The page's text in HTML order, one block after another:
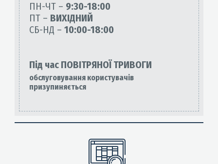
ПН-ЧТ – 9:30-18:00
ПТ – ВИХІДНИЙ
СБ-НД – 10:00-18:00
Під час ПОВІТРЯНОЇ ТРИВОГИ
обслуговування користувачів
призупиняється